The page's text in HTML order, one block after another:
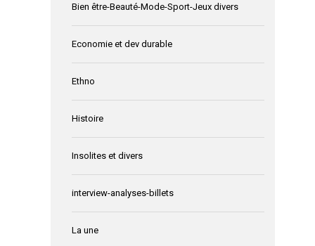
Bien être-Beauté-Mode-Sport-Jeux divers
Economie et dev durable
Ethno
Histoire
Insolites et divers
interview-analyses-billets
La une